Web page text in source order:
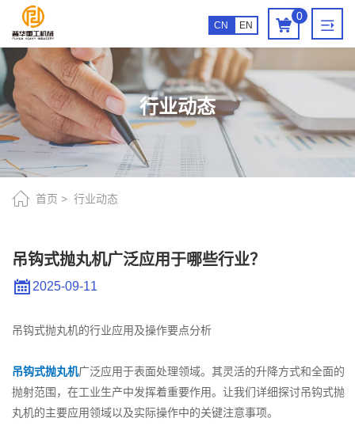
0
CN EN
吊
钩
式
抛
丸
机
广
泛
用
于
些
行
业？
行业动态
首页 行业动态
吊钩式抛丸机广泛应用于哪些行业？
2025-09-11
吊钩式抛丸机的行业应用及操作要点分析
吊钩式抛丸机广泛应用于表面处理领域。其灵活的升降方式和全面的
抛射范围，在工业生产中发挥着重要作用。让我们详细探讨吊钩式抛
丸机的主要应用领域以及实际操作中的关键注意事项。